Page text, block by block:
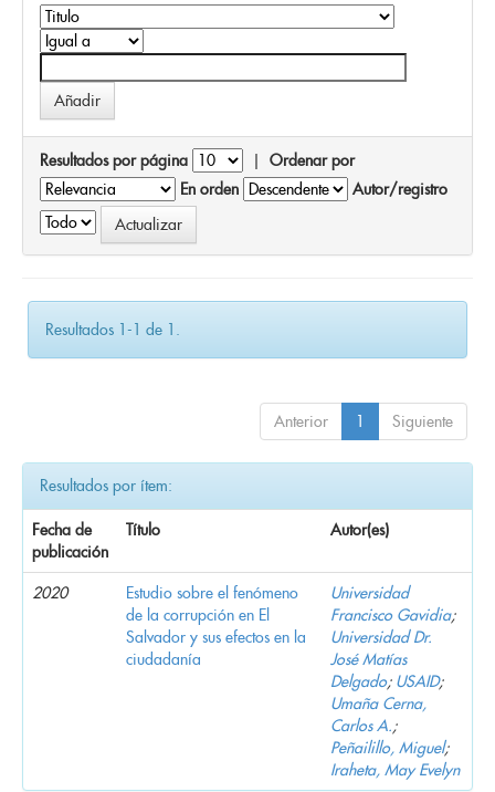
Resultados por página | Ordenar por
En orden
Autor/registro
Resultados 1-1 de 1.
Anterior 1 Siguiente
Resultados por ítem:
Fecha de
publicación
Título Autor(es)
2020
Estudio sobre el fenómeno
de la corrupción en El
Salvador y sus efectos en la
ciudadanía
Universidad
Francisco Gavidia;
Universidad Dr.
José Matías
Delgado; USAID;
Umaña Cerna,
Carlos A.;
Peñailillo, Miguel;
Iraheta, May Evelyn